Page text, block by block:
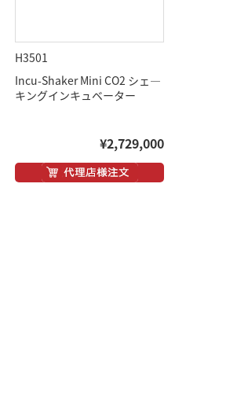
H3501
Incu-Shaker Mini CO2 シェ―
キングインキュベーター
¥2,729,000